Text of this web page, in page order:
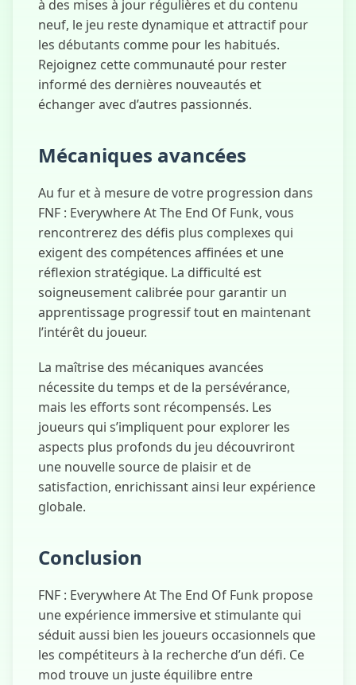
à des mises à jour régulières et du contenu
neuf, le jeu reste dynamique et attractif pour
les débutants comme pour les habitués.
Rejoignez cette communauté pour rester
informé des dernières nouveautés et
échanger avec d’autres passionnés.
Mécaniques avancées
Au fur et à mesure de votre progression dans
FNF : Everywhere At The End Of Funk, vous
rencontrerez des défis plus complexes qui
exigent des compétences affinées et une
réflexion stratégique. La difficulté est
soigneusement calibrée pour garantir un
apprentissage progressif tout en maintenant
l’intérêt du joueur.
La maîtrise des mécaniques avancées
nécessite du temps et de la persévérance,
mais les efforts sont récompensés. Les
joueurs qui s’impliquent pour explorer les
aspects plus profonds du jeu découvriront
une nouvelle source de plaisir et de
satisfaction, enrichissant ainsi leur expérience
globale.
Conclusion
FNF : Everywhere At The End Of Funk propose
une expérience immersive et stimulante qui
séduit aussi bien les joueurs occasionnels que
les compétiteurs à la recherche d’un défi. Ce
mod trouve un juste équilibre entre